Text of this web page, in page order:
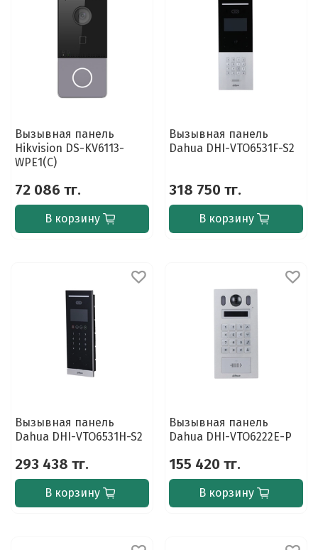
Вызывная панель
Hikvision DS-KV6113-
WPE1(C)
72 086 тг.
В корзину
Вызывная панель
Dahua DHI-VTO6531F-S2
318 750 тг.
В корзину
Вызывная панель
Dahua DHI-VTO6531H-S2
293 438 тг.
В корзину
Вызывная панель
Dahua DHI-VTO6222E-P
155 420 тг.
В корзину